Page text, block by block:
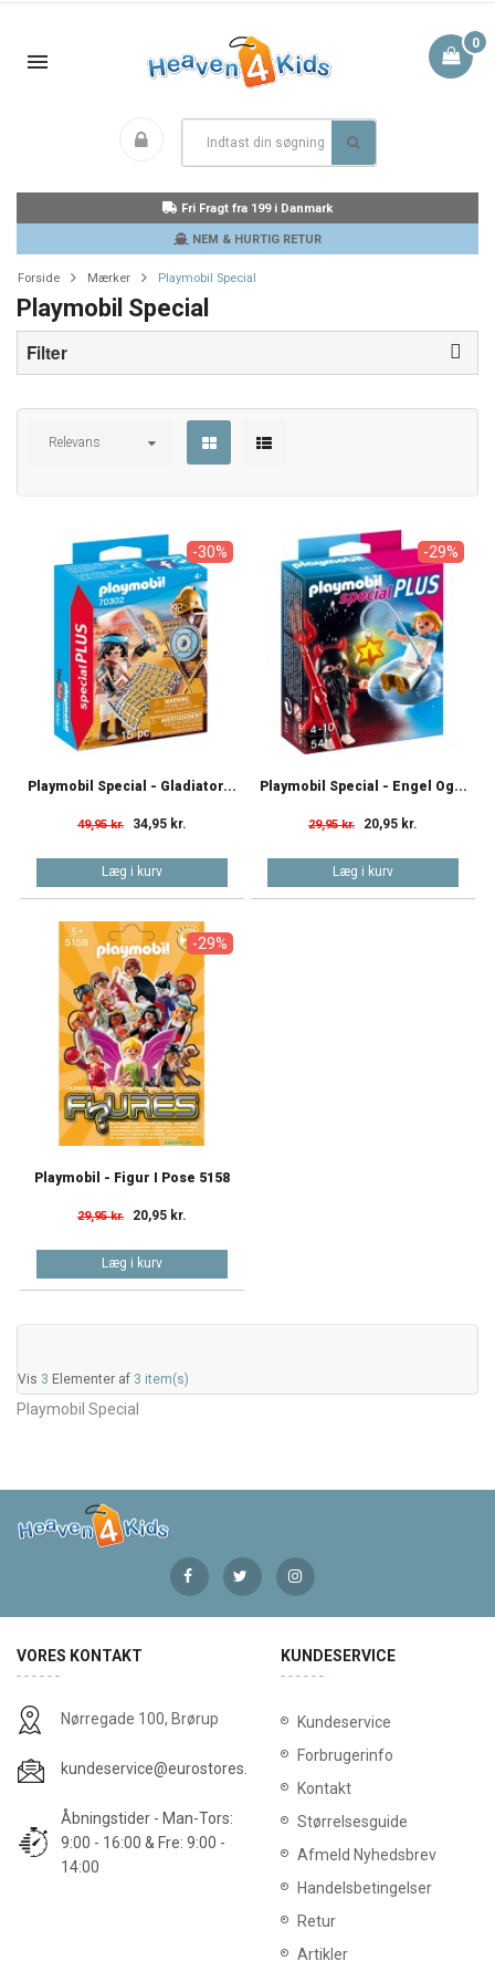
0
Fri Fragt fra 199 i Danmark
NEM & HURTIG RETUR
Forside Mærker Playmobil Special
Playmobil Special
Filter
Relevans
-30%
Playmobil Special - Gladiator...
49,95 kr. 34,95 kr.
Læg i kurv
-29%
Playmobil Special - Engel Og...
29,95 kr. 20,95 kr.
Læg i kurv
-29%
Playmobil - Figur I Pose 5158
29,95 kr. 20,95 kr.
Læg i kurv
Vis 3 Elementer af 3 item(s)
Playmobil Special
VORES KONTAKT
Nørregade 100, Brørup
kundeservice@eurostores.dk
Åbningstider - Man-Tors:
9:00 - 16:00 & Fre: 9:00 -
14:00
KUNDESERVICE
Kundeservice
Forbrugerinfo
Kontakt
Størrelsesguide
Afmeld Nyhedsbrev
Handelsbetingelser
Retur
Artikler